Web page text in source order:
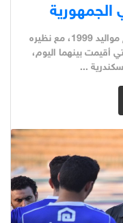
الجمهورية
تعادل فريق المقاولون العرب لكرة القدم مواليد 1999، مع نظيره
التي أقيمت بينهما اليوم،
...